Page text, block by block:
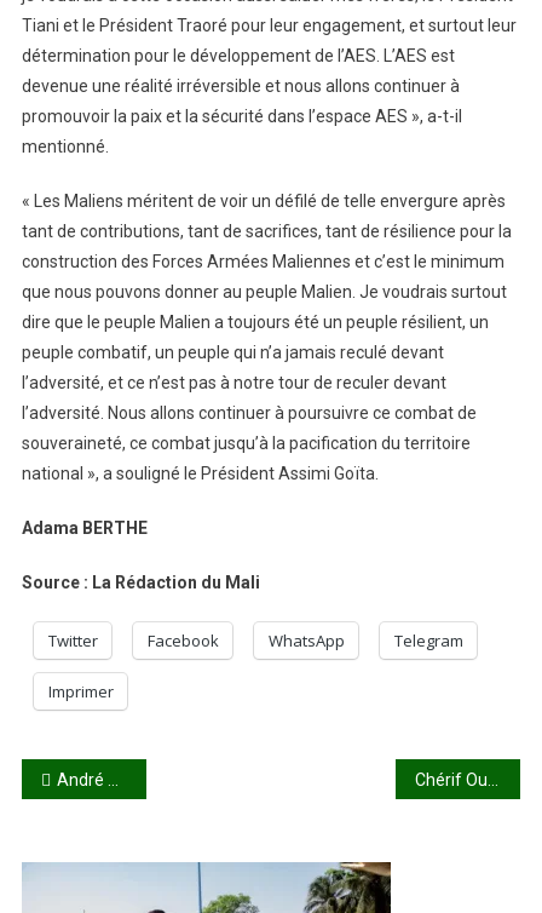
Tiani et le Président Traoré pour leur engagement, et surtout leur
détermination pour le développement de l’AES. L’AES est
devenue une réalité irréversible et nous allons continuer à
promouvoir la paix et la sécurité dans l’espace AES », a-t-il
mentionné.
« Les Maliens méritent de voir un défilé de telle envergure après
tant de contributions, tant de sacrifices, tant de résilience pour la
construction des Forces Armées Maliennes et c’est le minimum
que nous pouvons donner au peuple Malien. Je voudrais surtout
dire que le peuple Malien a toujours été un peuple résilient, un
peuple combatif, un peuple qui n’a jamais reculé devant
l’adversité, et ce n’est pas à notre tour de reculer devant
l’adversité. Nous allons continuer à poursuivre ce combat de
souveraineté, ce combat jusqu’à la pacification du territoire
national », a souligné le Président Assimi Goïta.
Adama BERTHE
Source : La Rédaction du Mali
Twitter Facebook WhatsApp Telegram
Imprimer
Navigation
l’article
André Coulibaly, Manager du Projet JOFA ACTE : « Il est inadmissible que des enfants soient contraints de travailler dans des conditions souvent difficiles »